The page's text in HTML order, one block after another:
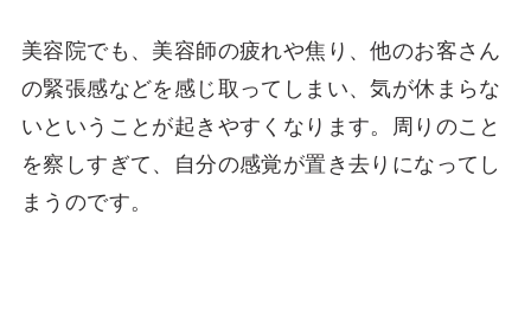
美容院でも、美容師の疲れや焦り、他のお客さん
の緊張感などを感じ取ってしまい、気が休まらな
いということが起きやすくなります。周りのこと
を察しすぎて、自分の感覚が置き去りになってし
まうのです。